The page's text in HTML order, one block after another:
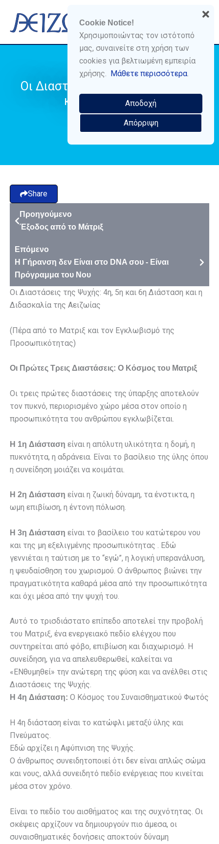
content
Menu
Οι Διαστάσεις της Ψυχής: 4η, 5η
και 6η Διάσταση
Share
Προηγούμενο
Έξοδος από το Μάτριξ
Επόμενο
Η Γήρανση δεν Είναι στο DNA σου - Είναι
Πρόγραμμα του Νου
Οι Διαστάσεις της Ψυχής: 4η, 5η και 6η Διάσταση και η
Διδασκαλία της Αειζωίας
(Πέρα από το Ματριξ και τον Εγκλωβισμό της
Προσωπικότητας)
Οι Πρώτες Τρεις Διαστάσεις: Ο Κόσμος του Ματριξ
Οι τρεις πρώτες διαστάσεις της ύπαρξης αποτελούν
τον πυκνό, περιορισμένο χώρο μέσα στον οποίο η
προσωπικότητα του ανθρώπου εγκλωβίζεται.
Η 1η Διάσταση είναι η απόλυτη υλικότητα: η δομή, η
πυκνότητα, η αδράνεια. Είναι το βασίλειο της ύλης όπου
η συνείδηση μοιάζει να κοιμάται.
Η 2η Διάσταση είναι η ζωική δύναμη, τα ένστικτα, η
ωμη επιβίωση, η έντονη πόλωση.
Η 3η Διάσταση είναι το βασίλειο του κατώτερου νου
και της μη εξελιγμένης προσωπικότητας . Εδώ
γεννιέται η ταύτιση με το “εγώ”, η λογική υπερανάλυση,
η ψευδαίσθηση του χωρισμού. Ο άνθρωπος βιώνει την
πραγματικότητα καθαρά μέσα από την προσωπικότητα
και όχι μέσα από την ψυχή του.
Αυτό το τρισδιάστατο επίπεδο αποτελεί την προβολή
του Ματριξ, ένα ενεργειακό πεδίο ελέγχου που
συντηρείται από φόβο, επιβίωση και διαχωρισμό. Η
συνείδηση, για να απελευθερωθεί, καλείται να
«ΕΝθυμηθεί» την ανώτερη της φύση και να ανέλθει στις
Διαστάσεις της Ψυχής.
Η 4η Διάσταση: Ο Κόσμος του Συναισθηματικού Φωτός
Η 4η διάσταση είναι το κατώφλι μεταξύ ύλης και
Πνεύματος.
Εδώ αρχίζει η Αφύπνιση της Ψυχής.
Ο άνθρωπος συνειδητοποιεί ότι δεν είναι απλώς σώμα
και νους, αλλά συνειδητό πεδίο ενέργειας που κινείται
μέσα στον χρόνο.
Είναι το πεδίο του αισθήματος και της συχνότητας. Οι
σκέψεις αρχίζουν να δημιουργούν πιο άμεσα, οι
συναισθηματικές δονήσεις αποκτούν δύναμη
Cookie Notice!
Χρησιμοποιώντας τον ιστότοπό
μας, συναινείτε στη χρήση των
cookies για βελτιωμένη εμπειρία
χρήσης. Μάθετε περισσότερα.
Αποδοχή
Απόρριψη